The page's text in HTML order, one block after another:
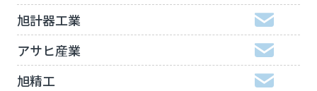
旭計器工業
アサヒ産業
旭精工